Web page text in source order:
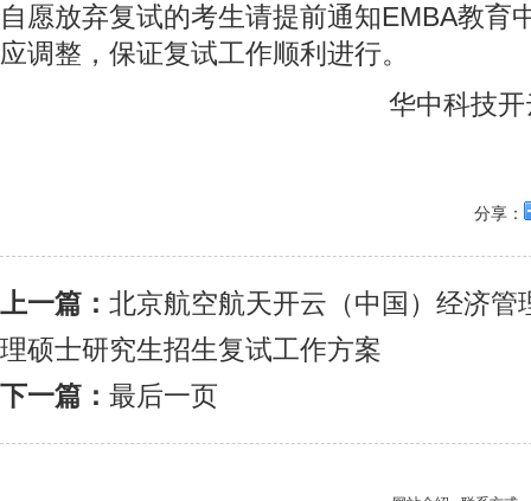
开云手机入口官网 备考
自愿放弃复试的考生请提前通知EMBA教育
应调整，保证复试工作顺利进行。
华中科技开
分享：
上一篇： 北京航空航天开云（中国）经济管
理硕士研究生招生复试工作方案
下一篇： 最后一页